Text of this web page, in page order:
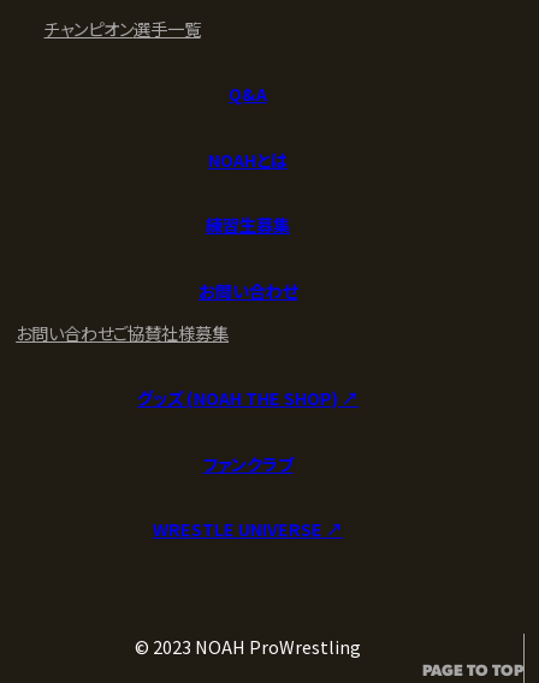
チャンピオン選手一覧
Q&A
NOAHとは
練習生募集
お問い合わせ
お問い合わせご協賛社様募集
グッズ (NOAH THE SHOP) ↗︎
ファンクラブ
WRESTLE UNIVERSE ↗︎
© 2023 NOAH ProWrestling
PAGE TO TOP